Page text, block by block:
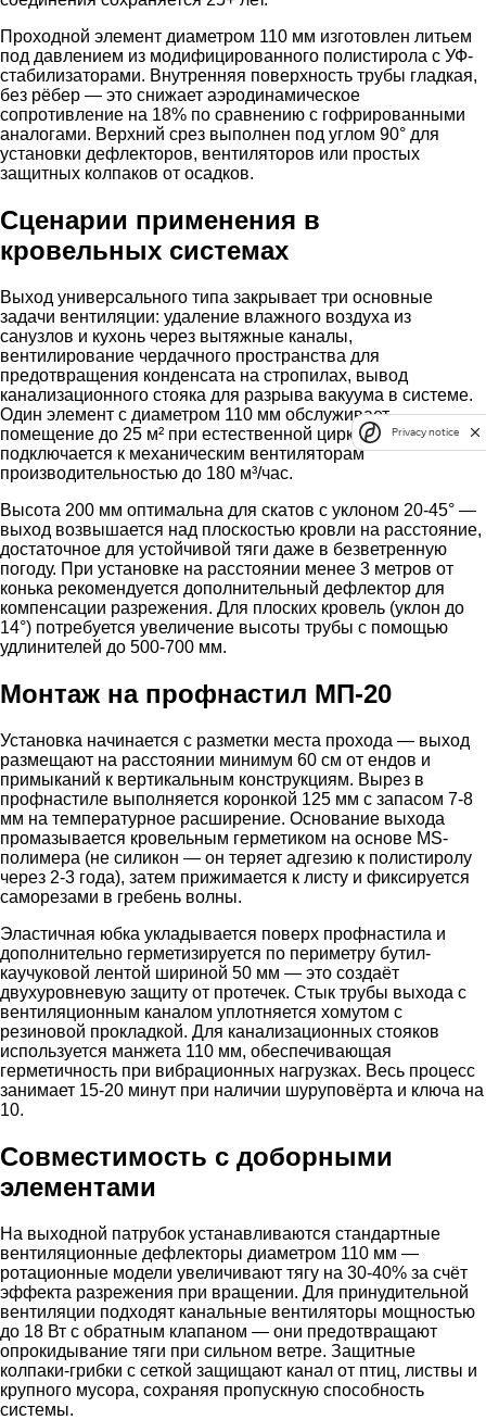
Проходной элемент диаметром 110 мм изготовлен литьем
под давлением из модифицированного полистирола с УФ-
стабилизаторами. Внутренняя поверхность трубы гладкая,
без рёбер — это снижает аэродинамическое
сопротивление на 18% по сравнению с гофрированными
аналогами. Верхний срез выполнен под углом 90° для
установки дефлекторов, вентиляторов или простых
защитных колпаков от осадков.
Сценарии применения в
кровельных системах
Выход универсального типа закрывает три основные
задачи вентиляции: удаление влажного воздуха из
санузлов и кухонь через вытяжные каналы,
вентилирование чердачного пространства для
предотвращения конденсата на стропилах, вывод
канализационного стояка для разрыва вакуума в системе.
Один элемент с диаметром 110 мм обслуживает
помещение до 25 м² при естественной циркуляции или
подключается к механическим вентиляторам
производительностью до 180 м³/час.
Высота 200 мм оптимальна для скатов с уклоном 20-45° —
выход возвышается над плоскостью кровли на расстояние,
достаточное для устойчивой тяги даже в безветренную
погоду. При установке на расстоянии менее 3 метров от
конька рекомендуется дополнительный дефлектор для
компенсации разрежения. Для плоских кровель (уклон до
14°) потребуется увеличение высоты трубы с помощью
удлинителей до 500-700 мм.
Монтаж на профнастил МП-20
Установка начинается с разметки места прохода — выход
размещают на расстоянии минимум 60 см от ендов и
примыканий к вертикальным конструкциям. Вырез в
профнастиле выполняется коронкой 125 мм с запасом 7-8
мм на температурное расширение. Основание выхода
промазывается кровельным герметиком на основе MS-
полимера (не силикон — он теряет адгезию к полистиролу
через 2-3 года), затем прижимается к листу и фиксируется
саморезами в гребень волны.
Эластичная юбка укладывается поверх профнастила и
дополнительно герметизируется по периметру бутил-
каучуковой лентой шириной 50 мм — это создаёт
двухуровневую защиту от протечек. Стык трубы выхода с
вентиляционным каналом уплотняется хомутом с
резиновой прокладкой. Для канализационных стояков
используется манжета 110 мм, обеспечивающая
герметичность при вибрационных нагрузках. Весь процесс
занимает 15-20 минут при наличии шуруповёрта и ключа на
10.
Совместимость с доборными
элементами
На выходной патрубок устанавливаются стандартные
вентиляционные дефлекторы диаметром 110 мм —
ротационные модели увеличивают тягу на 30-40% за счёт
эффекта разрежения при вращении. Для принудительной
вентиляции подходят канальные вентиляторы мощностью
до 18 Вт с обратным клапаном — они предотвращают
опрокидывание тяги при сильном ветре. Защитные
колпаки-грибки с сеткой защищают канал от птиц, листвы и
крупного мусора, сохраняя пропускную способность
системы.
Privacy notice